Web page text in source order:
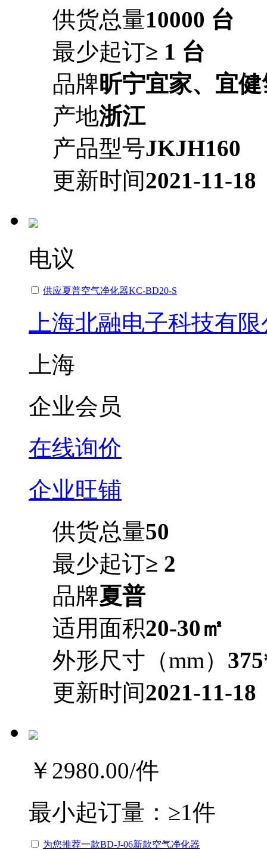
供货总量10000 台
最少起订≥ 1 台
品牌昕宁宜家、宜
产地浙江
产品型号JKJH160
更新时间2021-11-18
电议
供应夏普空气净化器KC-BD20-S
上海北融电子科技有
上海
企业会员
在线询价
企业旺铺
供货总量50
最少起订≥ 2
品牌夏普
适用面积20-30㎡
外形尺寸（mm）
更新时间2021-11-18
￥2980.00/件
最小起订量： ≥1件
为您推荐一款BD-J-06新款空气净化器